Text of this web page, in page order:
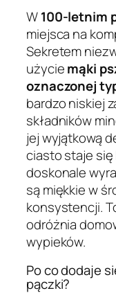
W100-letnim
miejsca na
Sekretem
użyciemąki
oznaczonej
bardzo niskiej
składników
jej wyjątkową
ciasto staje
doskonale
są miękkie w
konsystencji.
odróżnia
wypieków.
Po co dodaje
pączki?